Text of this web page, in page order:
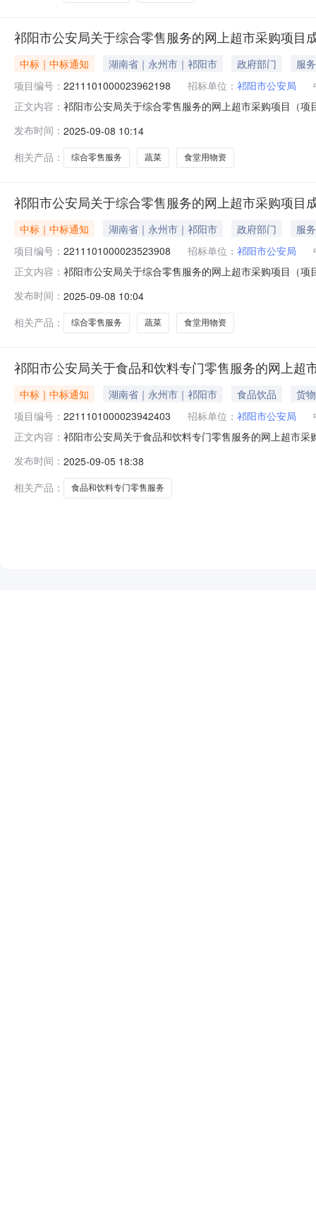
祁阳市公安局关于综合零售服务的网上超市采购项目
中标｜中标通知 湖南省｜永州市｜祁阳市 政府部门
服务
项目编号： 2211101000023962198 招标单位： 祁阳市公安局
正文内容： 祁阳市公安局关于综合零售服务的网上超市采购项目（
祁阳县报价起止时间:-二、采购单位信息采购单位名称:
发布时间： 2025-09-08 10:14
相关产品：
综合零售服务 蔬菜 食堂用物资
祁阳市公安局关于综合零售服务的网上超市采购项目
中标｜中标通知 湖南省｜永州市｜祁阳市 政府部门
服务
项目编号： 2211101000023523908 招标单位： 祁阳市公安局
正文内容： 祁阳市公安局关于综合零售服务的网上超市采购项目（
祁阳县报价起止时间:-二、采购单位信息采购单位名称:
发布时间： 2025-09-08 10:04
相关产品：
综合零售服务 蔬菜 食堂用物资
祁阳市公安局关于食品和饮料专门零售服务的网上超
中标｜中标通知 湖南省｜永州市｜祁阳市 食品饮品
货物
项目编号： 2211101000023942403 招标单位： 祁阳市公安局
正文内容： 祁阳市公安局关于食品和饮料专门零售服务的网上超市
区划名称:湖南省永州市祁阳县报价起止时间:-二、采购
发布时间： 2025-09-05 18:38
相关产品：
食品和饮料专门零售服务